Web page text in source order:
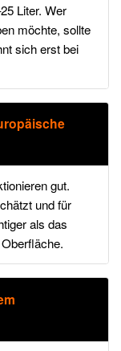
Liter. Wer
möchte, sollte
sich erst bei
gut.
und für
als das